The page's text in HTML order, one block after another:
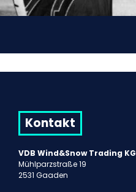
Kontakt
VDB Wind&Snow Trading KG
Mühlparzstraße 19
2531 Gaaden